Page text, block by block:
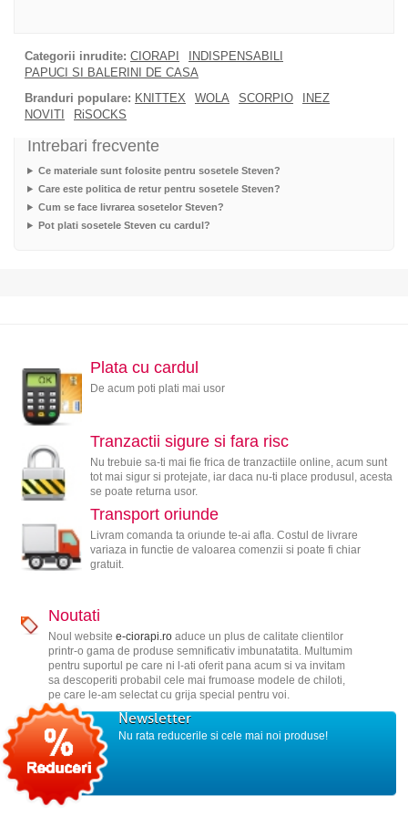
Categorii inrudite: CIORAPI
INDISPENSABILI
PAPUCI SI BALERINI DE CASA
Branduri populare: KNITTEX WOLA SCORPIO
INEZ
NOVITI
RiSOCKS
Intrebari frecvente
Ce materiale sunt folosite pentru sosetele Steven?
Care este politica de retur pentru sosetele Steven?
Cum se face livrarea sosetelor Steven?
Pot plati sosetele Steven cu cardul?
Plata cu cardul
De acum poti plati mai usor
Tranzactii sigure si fara risc
Nu trebuie sa-ti mai fie frica de tranzactiile online, acum sunt
tot mai sigur si protejate, iar daca nu-ti place produsul, acesta
se poate returna usor.
Transport oriunde
Livram comanda ta oriunde te-ai afla. Costul de livrare
variaza in functie de valoarea comenzii si poate fi chiar
gratuit.
Noutati
Noul website e-ciorapi.roaduce un plus de calitate clientilor
printr-o gama de produse semnificativ imbunatatita. Multumim
pentru suportul pe care ni l-ati oferit pana acum si va invitam
sa descoperiti probabil cele mai frumoase modele de chiloti,
pe care le-am selectat cu grija special pentru voi.
Newsletter
Nu rata reducerile si cele mai noi produse!